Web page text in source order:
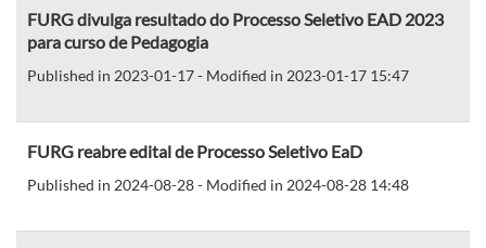
FURG divulga resultado do Processo Seletivo EAD 2023
para curso de Pedagogia
Published in 2023-01-17 - Modified in 2023-01-17 15:47
FURG reabre edital de Processo Seletivo EaD
Published in 2024-08-28 - Modified in 2024-08-28 14:48